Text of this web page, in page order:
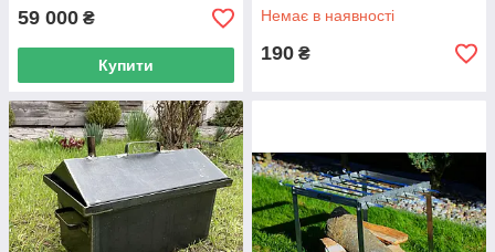
59 000 ₴
Купити
Немає в наявності
190 ₴